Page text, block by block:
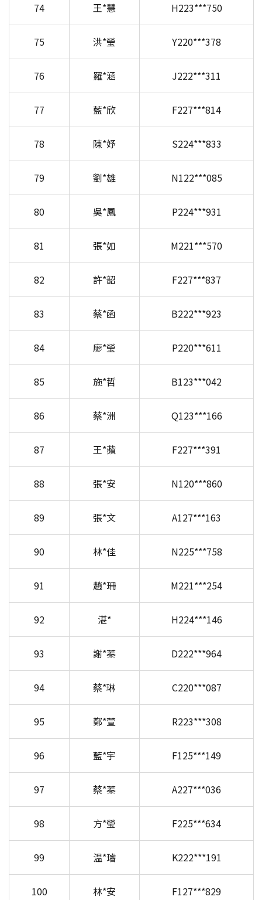
74 王*慧 H223***750
75 洪*瑩 Y220***378
76 羅*涵 J222***311
77 藍*欣 F227***814
78 陳*妤 S224***833
79 劉*雄 N122***085
80 吳*鳳 P224***931
81 張*如 M221***570
82 許*韶 F227***837
83 蔡*函 B222***923
84 廖*瑩 P220***611
85 施*哲 B123***042
86 蔡*洲 Q123***166
87 王*蘋 F227***391
88 張*安 N120***860
89 張*文 A127***163
90 林*佳 N225***758
91 趙*珊 M221***254
92 湛* H224***146
93 謝*蓁 D222***964
94 蔡*琳 C220***087
95 鄭*萱 R223***308
96 藍*宇 F125***149
97 蔡*蓁 A227***036
98 方*瑩 F225***634
99 温*璿 K222***191
100 林*安 F127***829